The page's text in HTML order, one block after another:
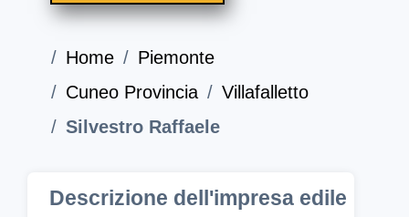
Home
Piemonte
Cuneo Provincia
Villafalletto
Silvestro Raffaele
Descrizione dell'impresa edile